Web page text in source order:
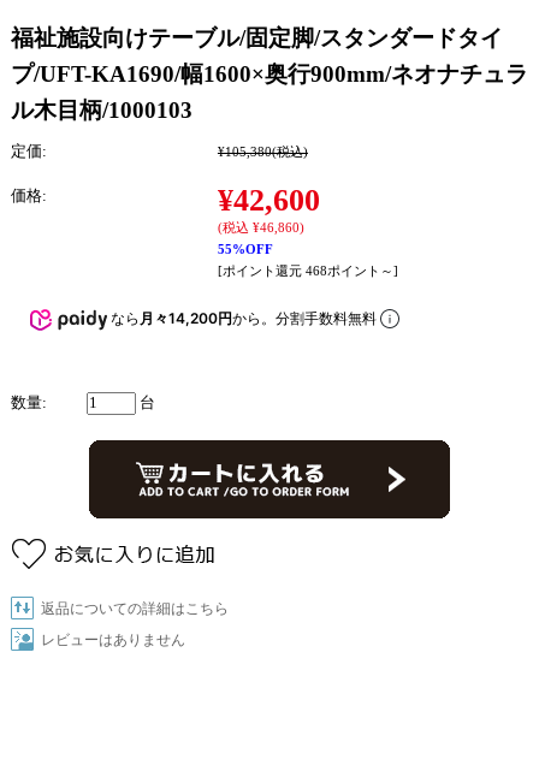
福祉施設向けテーブル/固定脚/スタンダードタイ
プ/UFT-KA1690/幅1600×奥行900mm/ネオナチュラ
ル木目柄/1000103
定価: ¥105,380(税込)
価格: ¥42,600
(税込 ¥46,860)
55%OFF
[ポイント還元 468ポイント～]
なら 月々14,200円から。分割手数料無料
数量: 台
返品についての詳細はこちら
レビューはありません